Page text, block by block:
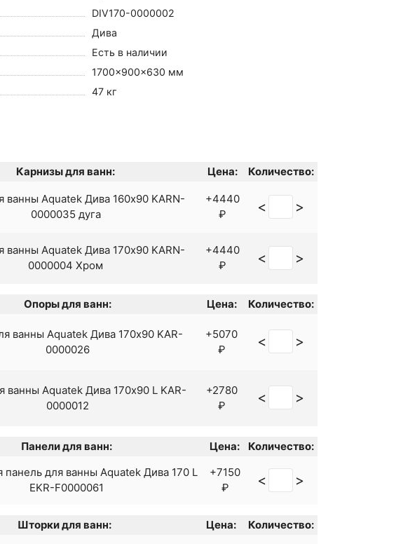
DIV170-0000002
Дива
Есть в наличии
1700×900×630 мм
47 кг
Карнизы для ванн: Цена: Количество:
ванны Aquatek Дива 160x90 KARN-
0000035 дуга
+4440
₽
< >
ванны Aquatek Дива 170x90 KARN-
0000004 Хром
+4440
₽
< >
Опоры для ванн: Цена: Количество:
ванны Aquatek Дива 170x90 KAR-
0000026
+5070
₽
< >
ванны Aquatek Дива 170x90 L KAR-
0000012
+2780
₽
< >
Панели для ванн: Цена:
Количество:
панель для ванны Aquatek Дива 170 L
EKR-F0000061
+7150
₽
< >
Шторки для ванн: Цена: Количество: